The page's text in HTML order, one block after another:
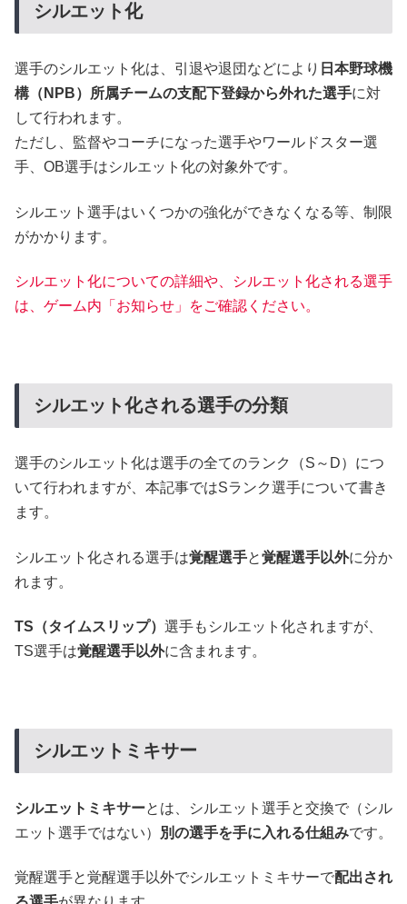
シルエット化
選手のシルエット化は、引退や退団などにより 日本野球機
構（NPB）所属チームの支配下登録から外れた選手に対
して行われます。
ただし、監督やコーチになった選手やワールドスター選
手、OB選手はシルエット化の対象外です。
シルエット選手はいくつかの強化ができなくなる等、制限
がかかります。
シルエット化についての詳細や、シルエット化される選手
は、ゲーム内「お知らせ」をご確認ください。
シルエット化される選手の分類
選手のシルエット化は選手の全てのランク（S～D）につ
いて行われますが、本記事ではSランク選手について書き
ます。
シルエット化される選手は覚醒選手と覚醒選手以外に分か
れます。
TS（タイムスリップ） 選手もシルエット化されますが、
TS選手は覚醒選手以外に含まれます。
シルエットミキサー
シルエットミキサーとは、シルエット選手と交換で（シル
エット選手ではない）
別の選手を手に入れる仕組みです。
覚醒選手と覚醒選手以外でシルエットミキサーで配出され